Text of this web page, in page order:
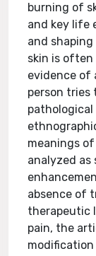
burning of
and key life
and
skin is
evidence of
person tries
meanings
analyzed
absence of
therapeutic
pain, the